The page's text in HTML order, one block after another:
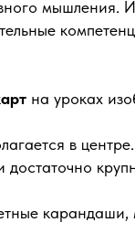
мышления.
на уроках
в
достаточно